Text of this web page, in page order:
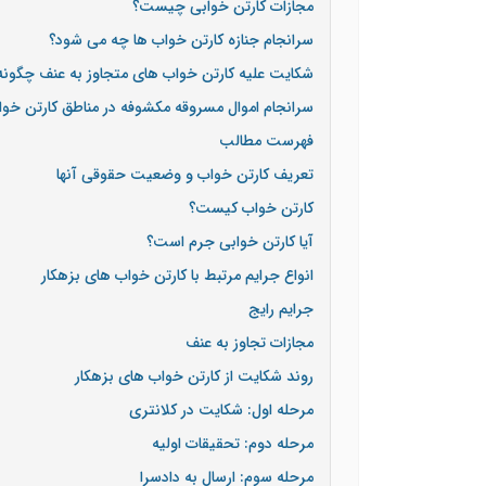
مجازات کارتن خوابی چیست؟
سرانجام جنازه کارتن خواب ها چه می شود؟
شکایت علیه کارتن خواب های متجاوز به عنف
سرانجام اموال مسروقه مکشوفه در مناطق کارتن
فهرست مطالب
تعریف کارتن خواب و وضعیت حقوقی آنها
کارتن خواب کیست؟
آیا کارتن خوابی جرم است؟
انواع جرایم مرتبط با کارتن خواب های بزهکار
جرایم رایج
مجازات تجاوز به عنف
روند شکایت از کارتن خواب های بزهکار
مرحله اول: شکایت در کلانتری
مرحله دوم: تحقیقات اولیه
مرحله سوم: ارسال به دادسرا